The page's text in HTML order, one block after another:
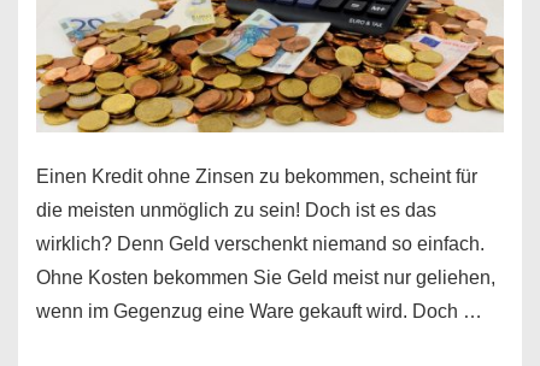
erfahren
Sie
es
Einen Kredit ohne Zinsen zu bekommen, scheint für
die meisten unmöglich zu sein! Doch ist es das
wirklich? Denn Geld verschenkt niemand so einfach.
Ohne Kosten bekommen Sie Geld meist nur geliehen,
wenn im Gegenzug eine Ware gekauft wird. Doch …